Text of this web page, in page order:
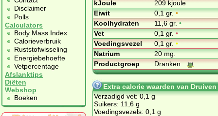
Disclaimer
Polls
Calculators
Body Mass Index
Calorieverbruik
Ruststofwisseling
Energiebehoefte
Vetpercentage
Afslanktips
Diëten
Webshop
Boeken
kJoule
209 kjoule
Eiwit
0,1 gr.•
Koolhydraten
11,6 gr.•
Vet
0,1 gr.•
Voedingsvezel
0,1 gr.•
Natrium
20 mg.
Productgroep
Dranken
Extra calorie waarden van
Verzadigd vet: 0,1 g
Suikers: 11,6 g
Voedingsvezels: 0,1 g